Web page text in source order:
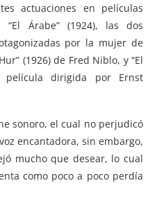
actuaciones en películas
“El Árabe” (1924), las dos
por la mujer de
(1926) de Fred Niblo, y “El
película dirigida por Ernst
sonoro, el cual no perjudicó
encantadora, sin embargo,
mucho que desear, lo cual
como poco a poco perdía